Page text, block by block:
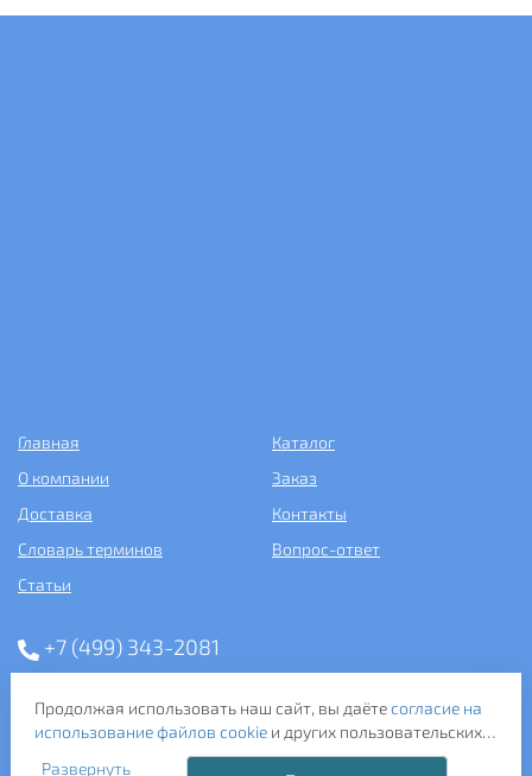
Главная
Каталог
О компании
Заказ
Доставка
Контакты
Словарь терминов
Вопрос-ответ
Статьи
+7 (499) 343-2081
ИНН: 7731286301
ОГРН: 1157746583092
121357, г. Москва, ул. Верейская, д. 29, стр. 35
Продолжая использовать наш сайт, вы даётесогласие на
использование файлов cookieи других пользовательских
данных (включая IP-адрес, сведения о местоположении,
Развернуть